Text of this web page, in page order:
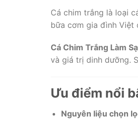
Cá chim trắng là loại
bữa cơm gia đình Việt
Cá Chim Trắng Làm
và giá trị dinh dưỡng.
Ưu điểm nổi
Nguyên liệu chọn